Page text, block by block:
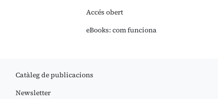
Accés obert
eBooks: com funciona
Catàleg de publicacions
Newsletter